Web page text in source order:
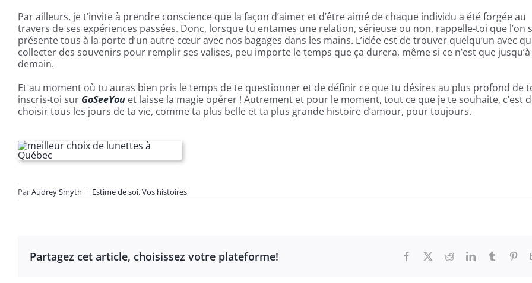
Par ailleurs, je t’invite à prendre conscience que la façon d’aimer et d’être aimé de chaque individu a été forgée au
travers de ses expériences passées. Donc, lorsque tu entames une relation, sérieuse ou non, rappelle-toi que l’on
présente tous à la porte d’un autre cœur avec nos bagages dans les mains. L’idée est de trouver quelqu’un avec
collecter des souvenirs pour remplir ses valises, peu importe le temps que ça durera, même si ce n’est que jusqu’à
demain.
Et au moment où tu auras bien pris le temps de te questionner et de définir ce que tu désires au plus profond de
inscris-toi sur GoSeeYouet laisse la magie opérer ! Autrement et pour le moment, tout ce que je te souhaite, c’est
choisir tous les jours de ta vie, comme ta plus belle et ta plus grande histoire d’amour, pour toujours.
ParAudrey Smyth | Estime de soi,Vos histoires
Partagez cet article, choisissez votre plateforme! Facebook
X RedditLinkedInTumblr